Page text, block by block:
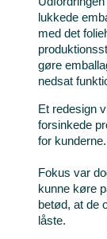
lukkede
med det
gøre
nedsat
Et redesign
forsinkede
for kunderne.
Fokus var
kunne køre
betød, at de
låste.